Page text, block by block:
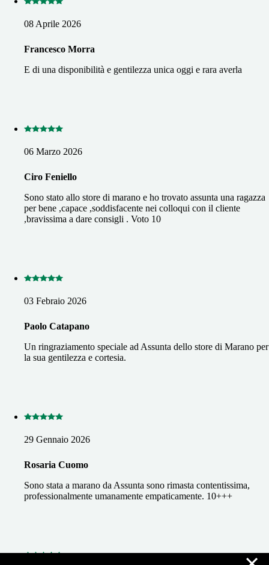
08 Aprile 2026
Francesco Morra
E di una disponibilità e gentilezza unica oggi e rara averla
06 Marzo 2026
Ciro Feniello
Sono stato allo store di marano e ho trovato assunta una ragazza
per bene ,capace ,soddisfacente nei colloqui con il cliente
,bravissima a dare consigli . Voto 10
03 Febraio 2026
Paolo Catapano
Un ringraziamento speciale ad Assunta dello store di Marano per
la sua gentilezza e cortesia.
29 Gennaio 2026
Rosaria Cuomo
Sono stata a marano da Assunta sono rimasta contentissima,
professionalmente umanamente empaticamente. 10+++